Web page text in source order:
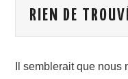
NEWS
RIEN DE
Il semblerait que